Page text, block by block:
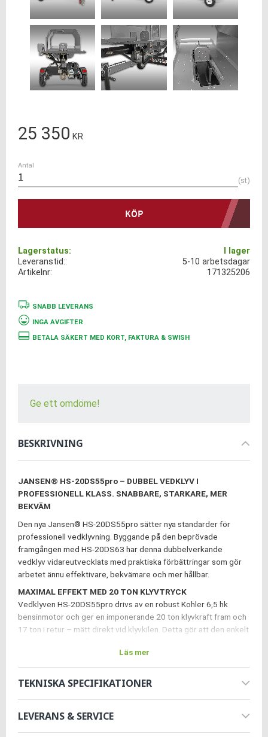
25 350 KR
Antal
st
KÖP
Lagerstatus I lager
Artikelnr 171325206
Leveranstid: 5-10 arbetsdagar
SNABB LEVERANS
INGA AVGIFTER
BETALA SÄKERT MED KORT, FAKTURA & SWISH
Ge ett omdöme!
BESKRIVNING
JANSEN® HS-20DS55pro – DUBBEL VEDKLYV I
PROFESSIONELL KLASS. SNABBARE, STARKARE, MER
BEKVÄM
Den nya Jansen® HS-20DS55pro sätter nya standarder för
professionell vedklyvning. Byggande på den beprövade
framgången med HS-20DS63 har denna dubbelverkande
vedklyv vidareutvecklats med praktiska förbättringar som gör
arbetet ännu effektivare, bekvämare och mer hållbar.
MAXIMAL EFFEKT MED 20 TON KLYVTRYCK
Vedklyven HS-20DS55pro drivs av en robust Kohler 6,5 hk
bensinmotor och ger en imponerande 20 ton klyvkraft fram och
17 ton i retur – mätt direkt vid klyvkilen. Detta gör att den enkelt
EFFEKTIVITET
arbetscykel på endast cirka 6 sekunder per slag!
Läs mer
TEKNISKA SPECIFIKATIONER
LEVERANS & SERVICE